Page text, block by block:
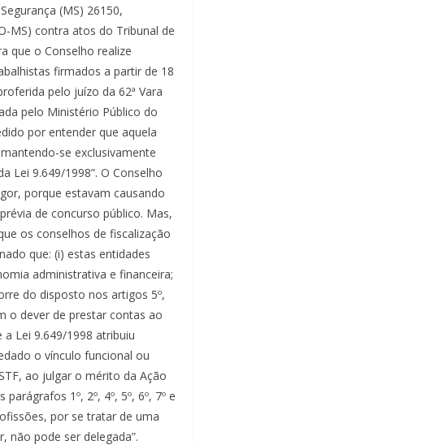
(MS) 26150,
MS) contra atos do Tribunal de
que o Conselho realize
firmados a partir de 18
pelo juízo da 62ª Vara
pelo Ministério Público do
por entender que aquela
se exclusivamente
Lei 9.649/1998”. O Conselho
porque estavam causando
de concurso público. Mas,
os conselhos de fiscalização
que: (i) estas entidades
administrativa e financeira;
do disposto nos artigos 5º,
o dever de prestar contas ao
Lei 9.649/1998 atribuiu
o vínculo funcional ou
ao julgar o mérito da Ação
1º, 2º, 4º, 5º, 6º, 7º e
por se tratar de uma
não pode ser delegada”.